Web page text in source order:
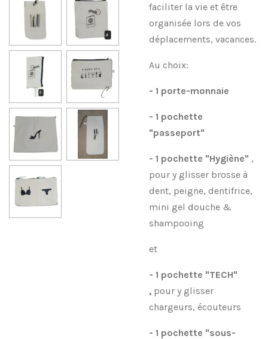
faciliter la vie et être
organisée lors de vos
déplacements, vacances.
Au choix:
- 1 porte-monnaie
- 1 pochette
"passeport"
- 1 pochette "Hygiène" ,
pour y glisser brosse à
dent, peigne, dentifrice,
mini gel douche &
shampooing
et
- 1 pochette "TECH"
, pour y glisser
chargeurs, écouteurs
- 1 pochette "sous-